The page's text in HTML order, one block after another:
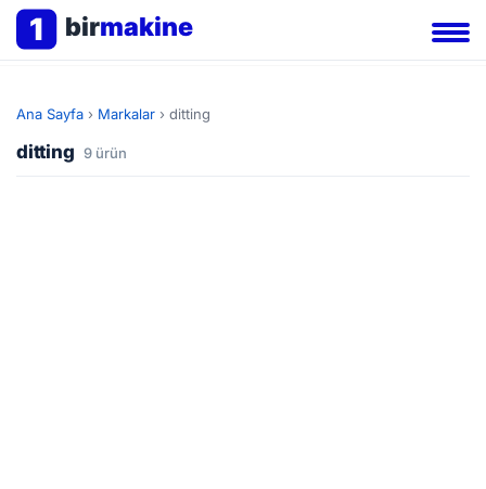
1 birmakine
Ana Sayfa › Markalar › ditting
ditting 9 ürün